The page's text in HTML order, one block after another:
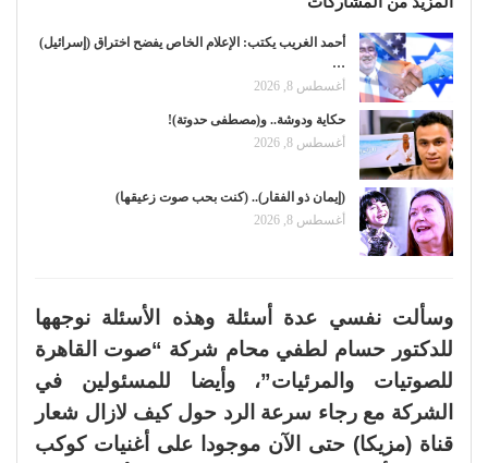
أحمد الغريب يكتب: الإعلام الخاص يفضح اختراق (إسرائيل)
…
أغسطس 8, 2026
حكاية ودوشة.. و(مصطفى حدوتة)!
أغسطس 8, 2026
(إيمان ذو الفقار).. (كنت بحب صوت زعيقها)
أغسطس 8, 2026
وسألت نفسي عدة أسئلة وهذه الأسئلة نوجهها
للدكتور حسام لطفي محام شركة “صوت القاهرة
للصوتيات والمرئيات”، وأيضا للمسئولين في
الشركة مع رجاء سرعة الرد حول كيف لازال شعار
قناة (مزيكا) حتى الآن موجودا على أغنيات كوكب